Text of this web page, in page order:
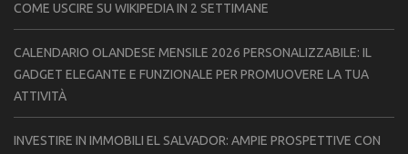
COME USCIRE SU WIKIPEDIA IN 2 SETTIMANE
CALENDARIO OLANDESE MENSILE 2026 PERSONALIZZABILE: IL
GADGET ELEGANTE E FUNZIONALE PER PROMUOVERE LA TUA
ATTIVITÀ
INVESTIRE IN IMMOBILI EL SALVADOR: AMPIE PROSPETTIVE CON